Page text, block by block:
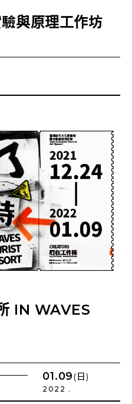
與原理工作坊
IN WAVES
01.09(日)
2022 .